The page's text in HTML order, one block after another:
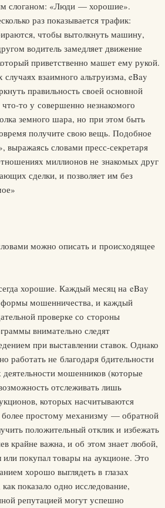
слоганом: «Люди — хорошие».
раз показывается трафик:
чтобы вытолкнуть машину,
водитель замедляет движение
приветственно машет ему рукой.
взаимного альтруизма, eBay
правильность своей основной
то у совершенно незнакомого
земного шара, но при этом быть
получите свою вещь. Подобное
выражаясь словами пресс-секретаря
миллионов не знакомых друг
сделки, и позволяет им без
можно описать и происходящее
хорошие. Каждый месяц на eBay
мошенничества, и каждый
проверке со стороны
внимательно следят
при выставлении ставок. Однако
работать не благодаря бдительности
мошенников (которые
отслеживать лишь
которых насчитываются
простому механизму — обратной
положительный отклик и избежать
крайне важна, и об этом знает любой,
или покупал товары на аукционе. Это
хорошо выглядеть в глазах
показало одно исследование,
репутацией могут успешно